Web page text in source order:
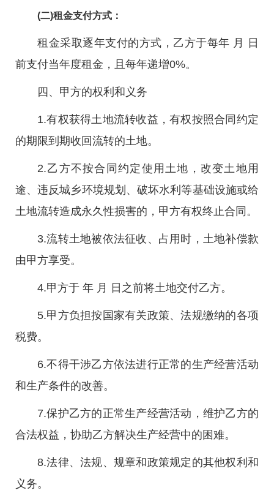
(二)租金支付方式：
租金采取逐年支付的方式，乙方于每年 月 日
前支付当年度租金，且每年递增0%。
四、甲方的权利和义务
1.有权获得土地流转收益，有权按照合同约定
的期限到期收回流转的土地。
2.乙方不按合同约定使用土地，改变土地用
途、违反城乡环境规划、破坏水利等基础设施或给
土地流转造成永久性损害的，甲方有权终止合同。
3.流转土地被依法征收、占用时，土地补偿款
由甲方享受。
4.甲方于 年 月 日之前将土地交付乙方。
5.甲方负担按国家有关政策、法规缴纳的各项
税费。
6.不得干涉乙方依法进行正常的生产经营活动
和生产条件的改善。
7.保护乙方的正常生产经营活动，维护乙方的
合法权益，协助乙方解决生产经营中的困难。
8.法律、法规、规章和政策规定的其他权利和
义务。